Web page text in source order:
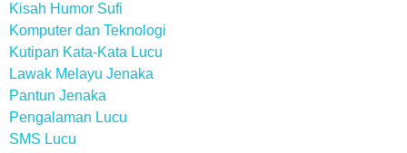
Kisah Humor Sufi
Komputer dan Teknologi
Kutipan Kata-Kata Lucu
Lawak Melayu Jenaka
Pantun Jenaka
Pengalaman Lucu
SMS Lucu